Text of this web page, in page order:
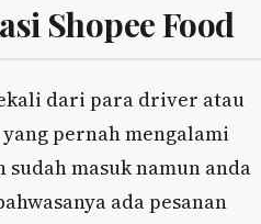
Shopee Food
dari para driver atau
pernah mengalami
masuk namun anda
ada pesanan